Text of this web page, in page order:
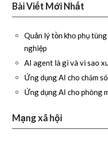
Bài Viết Mới Nhất
Quản lý tồn kho phụ
nghiệp
AI agent là gì và vì sao
Ứng dụng AI cho chăm
Ứng dụng AI cho phòng
Mạng xã hội